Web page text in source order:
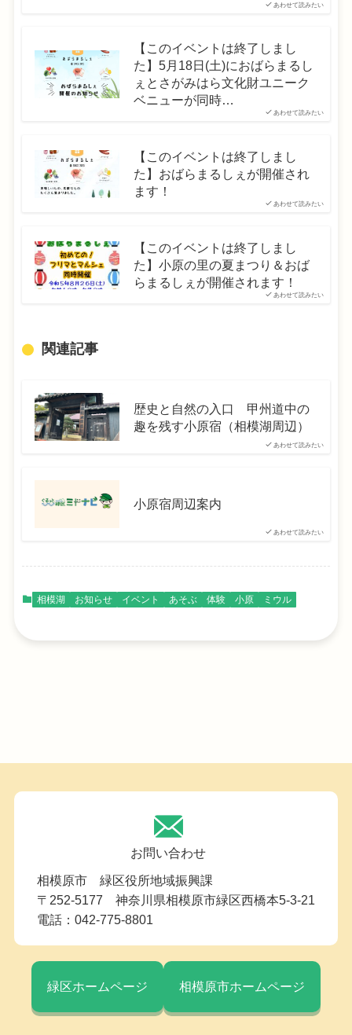
あわせて読みたい
あわせて読みたい
【このイベントは終了しまし
た】5月18日(土)におばらまるし
ぇとさがみはら文化財ユニーク
ベニューが同時…
あわせて読みたい
【このイベントは終了しまし
た】おばらまるしぇが開催され
ます！
あわせて読みたい
【このイベントは終了しまし
た】小原の里の夏まつり＆おば
らまるしぇが開催されます！
関連記事
あわせて読みたい
歴史と自然の入口 甲州道中の
趣を残す小原宿（相模湖周辺）
あわせて読みたい
小原宿周辺案内
相模湖 お知らせ イベント あそぶ 体験 小原 ミウル
お問い合わせ
相模原市 緑区役所地域振興課
〒252-5177 神奈川県相模原市緑区西橋本5-3-21
電話：042-775-8801
緑区ホームページ 相模原市ホームページ